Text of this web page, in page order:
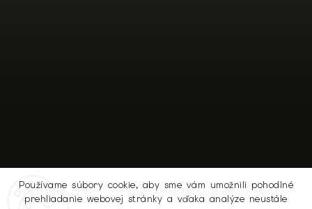
Používame súbory cookie, aby sme vám umožnili pohodlné
prehliadanie webovej stránky a vďaka analýze neustále